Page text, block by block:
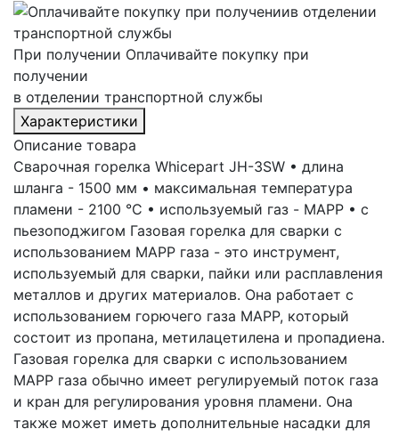
При получении Оплачивайте покупку при
получении
в отделении транспортной службы
Характеристики
Описание товара
Сварочная горелка Whicepart JH-3SW • длина
шланга - 1500 мм • максимальная температура
пламени - 2100 °С • используемый газ - MAPP • c
пьезоподжигом Газовая горелка для сварки с
использованием MAPP газа - это инструмент,
используемый для сварки, пайки или расплавления
металлов и других материалов. Она работает с
использованием горючего газа MAPP, который
состоит из пропана, метилацетилена и пропадиена.
Газовая горелка для сварки с использованием
MAPP газа обычно имеет регулируемый поток газа
и кран для регулирования уровня пламени. Она
также может иметь дополнительные насадки для